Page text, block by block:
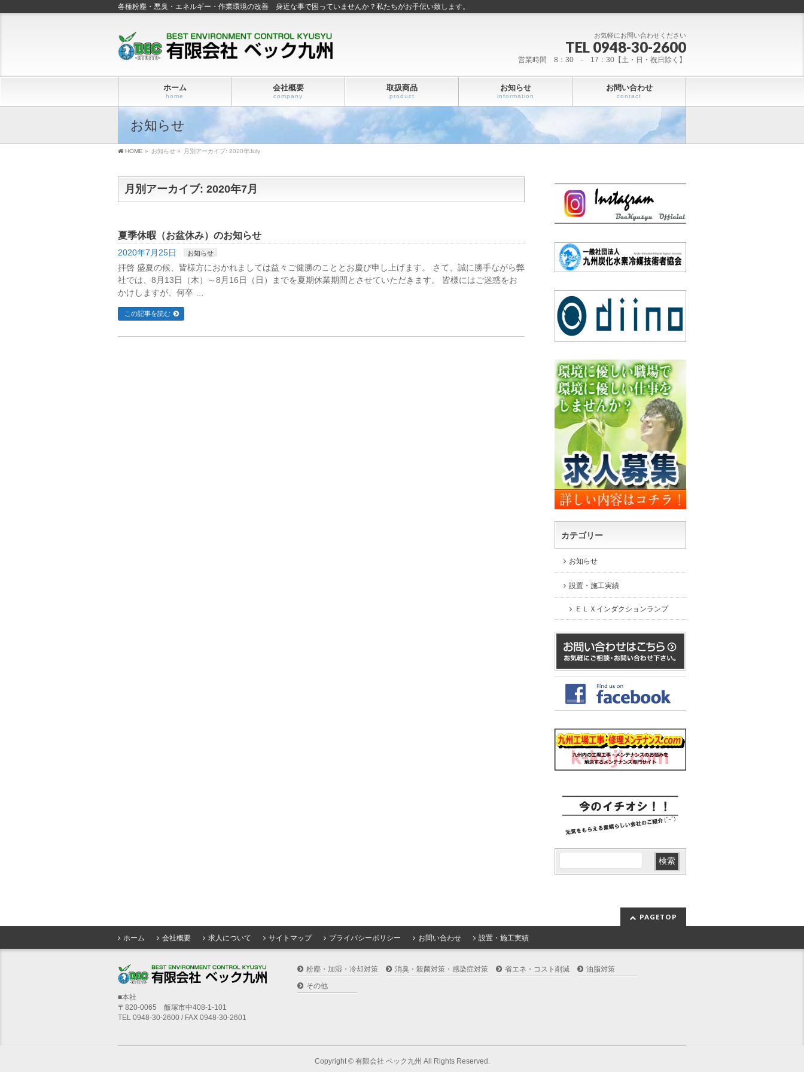
各種粉塵・悪臭・エネルギー・作業環境の改善 身近な事で困っていませんか？私たちがお手伝い致します。
お気軽にお問い合わせください
TEL 0948-30-2600
営業時間 8：30 - 17：30【土・日・祝日除く】
ホーム
home
会社概要
company
取扱商品
product
お知らせ
information
お問い合わせ
contact
お知らせ
HOME » お知らせ » 月別アーカイブ: 2020年July
月別アーカイブ: 2020年7月
夏季休暇（お盆休み）のお知らせ
2020年7月25日 お知らせ
拝啓 盛夏の候、皆様方におかれましては益々ご健勝のこととお慶び申し上げます。 さて、誠に勝手ながら弊
社では、8月13日（木）～8月16日（日）までを夏期休業期間とさせていただきます。 皆様にはご迷惑をお
かけしますが、何卒 …
この記事を読む
カテゴリー
お知らせ
設置・施工実績
ＥＬＸインダクションランプ
PAGETOP
ホーム 会社概要 求人について サイトマップ プライバシーポリシー お問い合わせ 設置・施工実績
■本社
〒820-0065 飯塚市中408-1-101
TEL 0948-30-2600 / FAX 0948-30-2601
粉塵・加湿・冷却対策 消臭・殺菌対策・感染症対策 省エネ・コスト削減
油脂対策
その他
Copyright © 有限会社 ベック九州 All Rights Reserved.